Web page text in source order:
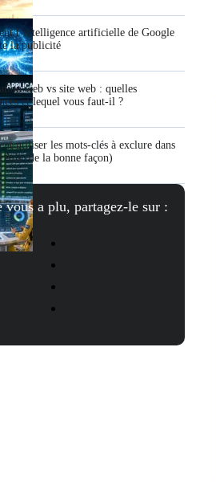
l’intelligence artificielle de Google
la publicité
web vs site web : quelles
et lequel vous faut-il ?
utiliser les mots-clés à exclure dans
Ads (de la bonne façon)
vous a plu, partagez-le sur :